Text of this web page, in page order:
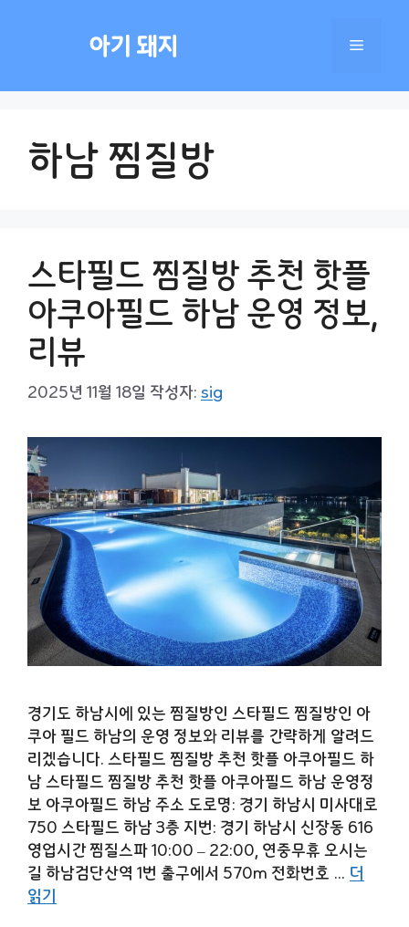
아기 돼지 메
하남 찜질방
스타필드 찜질방 추천 핫플
아쿠아필드 하남 운영 정보,
리뷰
2025년 11월 18일 작성자: sig
경기도 하남시에 있는 찜질방인 스타필드 찜질방인 아
쿠아 필드 하남의 운영 정보와 리뷰를 간략하게 알려드
리겠습니다. 스타필드 찜질방 추천 핫플 아쿠아필드 하
남 스타필드 찜질방 추천 핫플 아쿠아필드 하남 운영정
보 아쿠아필드 하남 주소 도로명: 경기 하남시 미사대로
750 스타필드 하남 3층 지번: 경기 하남시 신장동 616
영업시간 찜질스파 10:00 – 22:00, 연중무휴 오시는
길 하남검단산역 1번 출구에서 570m 전화번호 … 더
읽기